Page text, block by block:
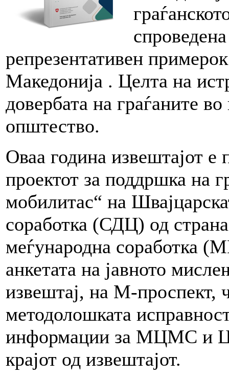
репрезентативен
Македонија . Целта на
довербата на граѓаните
општество.
Оваа година извештајот е
проектот за поддршка на
мобилитас“ на
соработка (СДЦ) од
меѓународна
анкетата на јавното
извештај, на М-проспект,
методолошката
информации за МЦМС и
крајот од извештајот.